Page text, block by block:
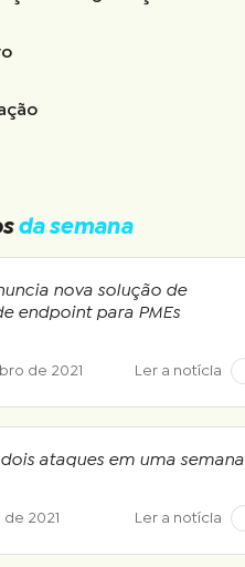
da semana
nova solução de
endpoint para PMEs
de 2021 Ler a notícia
ataques em uma semana
2021 Ler a notícia